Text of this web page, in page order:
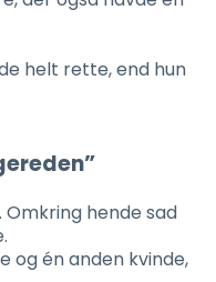
helt rette, end hun
Omkring hende sad
og én anden kvinde,